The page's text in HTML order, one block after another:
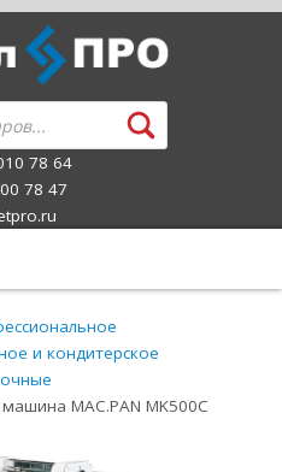
78 64
78 47
и кондитерское
MAC.PAN MK500C